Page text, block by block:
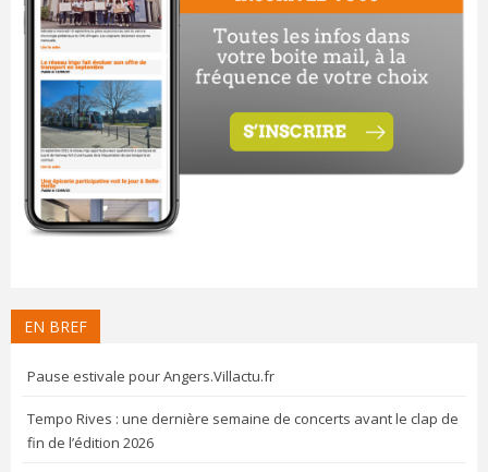
EN BREF
Pause estivale pour Angers.Villactu.fr
Tempo Rives : une dernière semaine de concerts avant le clap de
fin de l’édition 2026